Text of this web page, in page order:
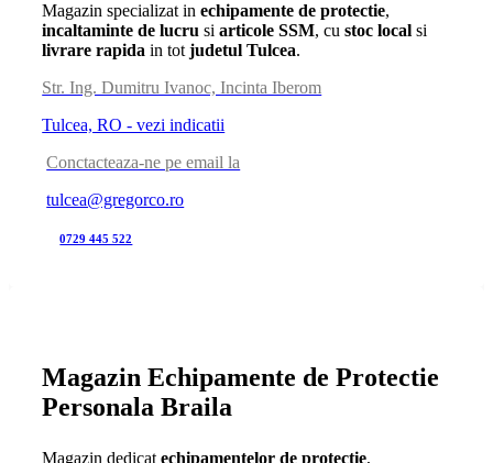
Magazin specializat inechipamente de protectie,
incaltaminte de lucru siarticole SSM, cu stoc local si
livrare rapida in totjudetul Tulcea.
Str. Ing. Dumitru Ivanoc, Incinta Iberom
Tulcea, RO - vezi indicatii
Conctacteaza-ne pe email la
tulcea@gregorco.ro
0729 445 522
Magazin Echipamente de Protectie
Personala Braila
Magazin dedicatechipamentelor de protectie,